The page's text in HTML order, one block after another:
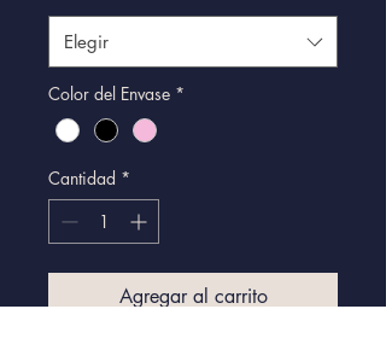
Elegir
Color del Envase *
Cantidad *
Agregar al carrito